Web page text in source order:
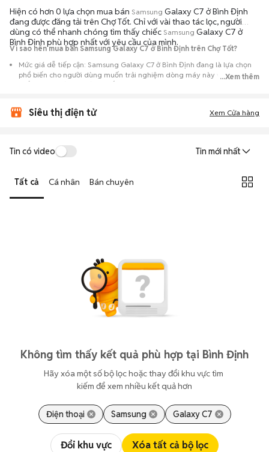
Hiện có hơn 0 lựa chọn mua bán Samsung Galaxy C7 ở Bình Định
đang được đăng tải trên Chợ Tốt. Chỉ với vài thao tác lọc, người
dùng có thể nhanh chóng tìm thấy chiếc Samsung Galaxy C7 ở
Bình Định phù hợp nhất với yêu cầu của mình.
Vì sao nên mua bán Samsung Galaxy C7 ở Bình Định trên Chợ Tốt?
Mức giá dễ tiếp cận: Samsung Galaxy C7 ở Bình Định đang là lựa chọn
phổ biến cho người dùng muốn trải nghiệm dòng máy này với chi phí
thấp hơn so với khi mới ra mắt.
Định từ nhiều cá nhân muốn lên đời máy, mang đến đa dạng sự lựa chọn
về tình trạng bảo hành, hình thức máy và màu sắc.
đánh giá chính xác hiệu năng thực tế của máy so với mô tả trên
Mua bán linh hoạt: Hai bên có thể chủ động thỏa thuận giá cả và
địa điểm giao nhận, chốt giao dịch nhanh chóng khi đạt được
...Xem thêm
Siêu thị điện tử Xem Cửa hàng
Tin có video Tin mới nhất
Tất cả Cá nhân Bán chuyên
Không tìm thấy kết quả phù hợp tại Bình Định
Hãy xóa một số bộ lọc hoặc thay đổi khu vực tìm
kiếm để xem nhiều kết quả hơn
Điện thoại Samsung Galaxy C7
Đổi khu vực Xóa tất cả bộ lọc